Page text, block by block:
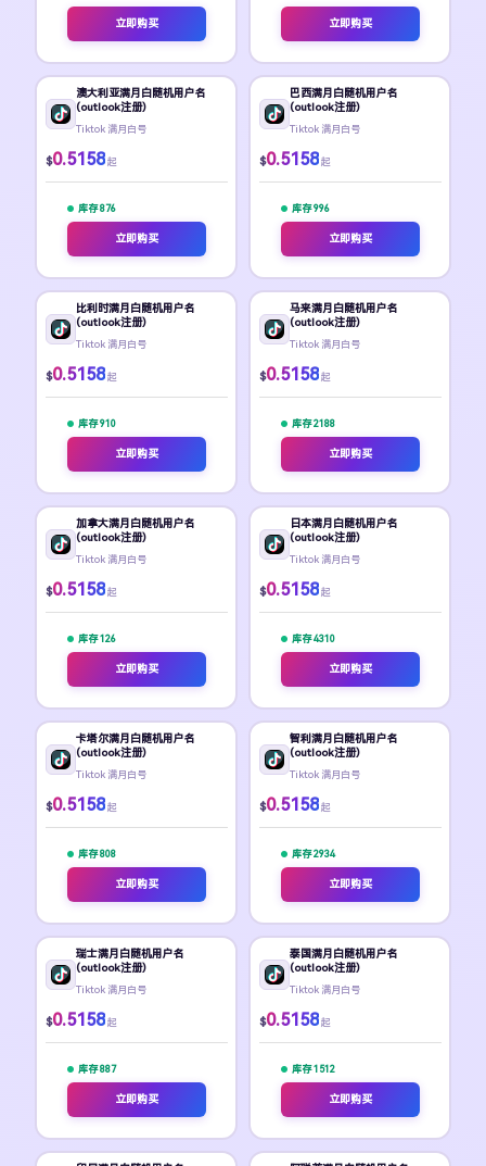
立即购买 立即购买
澳大利亚满月白随机用户名
(outlook注册)
Tiktok 满月白号
$0.5158 起
库存 876
立即购买
巴西满月白随机用户名
(outlook注册)
Tiktok 满月白号
$0.5158 起
库存 996
立即购买
比利时满月白随机用户名
(outlook注册)
Tiktok 满月白号
$0.5158 起
库存 910
立即购买
马来满月白随机用户名
(outlook注册)
Tiktok 满月白号
$0.5158 起
库存 2188
立即购买
加拿大满月白随机用户名
(outlook注册)
Tiktok 满月白号
$0.5158 起
库存 126
立即购买
日本满月白随机用户名
(outlook注册)
Tiktok 满月白号
$0.5158 起
库存 4310
立即购买
卡塔尔满月白随机用户名
(outlook注册)
Tiktok 满月白号
$0.5158 起
库存 808
立即购买
智利满月白随机用户名
(outlook注册)
Tiktok 满月白号
$0.5158 起
库存 2934
立即购买
瑞士满月白随机用户名
(outlook注册)
Tiktok 满月白号
$0.5158 起
库存 887
立即购买
泰国满月白随机用户名
(outlook注册)
Tiktok 满月白号
$0.5158 起
库存 1512
立即购买